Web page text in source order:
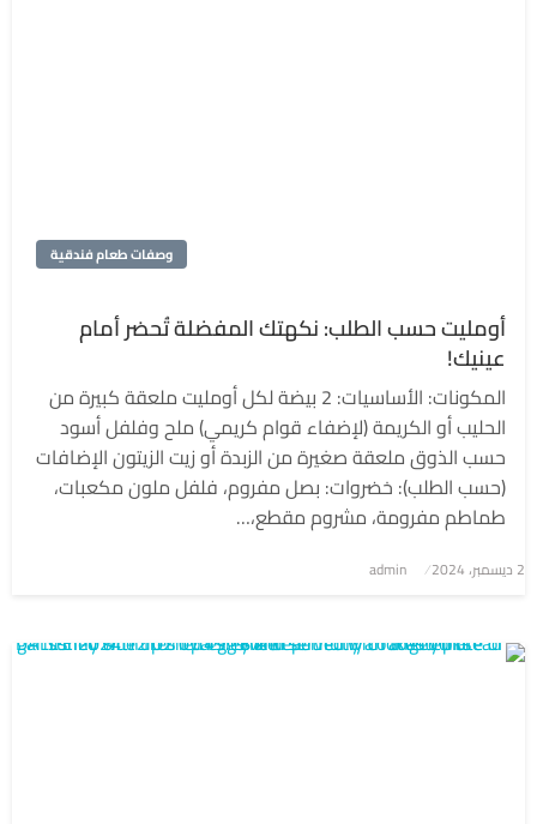
وصفات طعام فندقية
أومليت حسب الطلب: نكهتك المفضلة تُحضر أمام
عينيك!
المكونات: الأساسيات: 2 بيضة لكل أومليت ملعقة كبيرة من
الحليب أو الكريمة (لإضفاء قوام كريمي) ملح وفلفل أسود
حسب الذوق ملعقة صغيرة من الزبدة أو زيت الزيتون الإضافات
(حسب الطلب): خضروات: بصل مفروم، فلفل ملون مكعبات،
طماطم مفرومة، مشروم مقطع،…
نُشر
2 ديسمبر، 2024 admin